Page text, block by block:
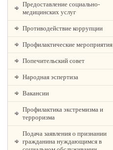
Предоставление социально-
медицинских услуг
Противодействие коррупции
Профилактические мероприятия
Попечительский совет
Народная эспертиза
Вакансии
Профилактика экстремизма и
терроризма
Подача заявления о признании
гражданина нуждающимся в